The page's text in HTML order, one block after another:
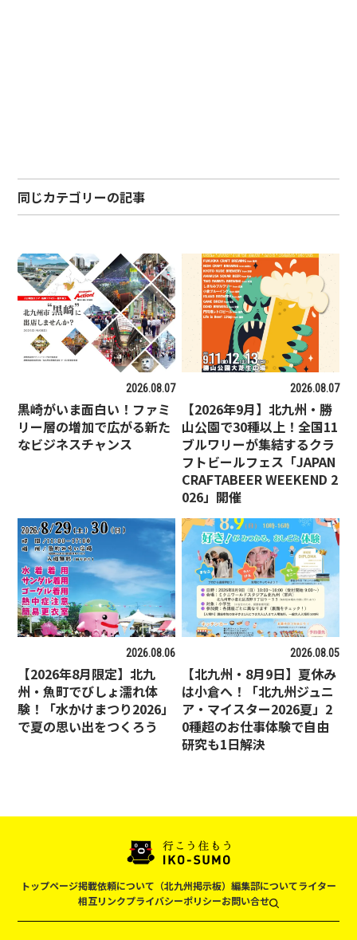
同じカテゴリーの記事
2026.08.07
黒崎がいま面白い！ファミ
リー層の増加で広がる新た
なビジネスチャンス
2026.08.07
【2026年9月】北九州・勝
山公園で30種以上！全国11
ブルワリーが集結するクラ
フトビールフェス「JAPAN
CRAFTABEER WEEKEND 2
026」開催
2026.08.06
【2026年8月限定】北九
州・魚町でびしょ濡れ体
験！「水かけまつり2026」
で夏の思い出をつくろう
2026.08.05
【北九州・8月9日】夏休み
は小倉へ！「北九州ジュニ
ア・マイスター2026夏」2
0種超のお仕事体験で自由
研究も1日解決
トップページ掲載依頼について（北九州掲示板） 編集部についてライター
相互リンクプライバシーポリシーお問い合せ